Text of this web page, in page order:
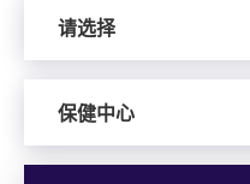
请选择
保健中心